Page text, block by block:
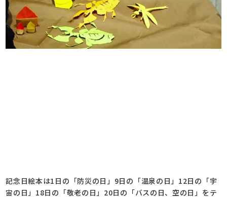
記念日絵本は1日の「防災の日」9日の「温泉の日」12日の「宇
宙の日」18日の「敬老の日」20日の「バスの日、空の日」をテ